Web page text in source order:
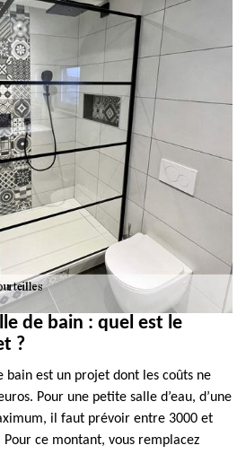
de bain : quel est le
?
bain est un projet dont les coûts ne
Pour une petite salle d’eau, d’une
il faut prévoir entre 3000 et
Pour ce montant, vous remplacez